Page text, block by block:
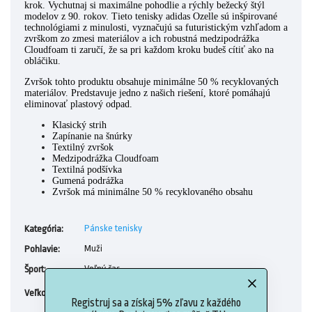
Registruj sa a získaj 5% zľavu z každého
krok. Vychutnaj si maximálne pohodlie a rýchly bežecký štýl
modelov z 90. rokov. Tieto tenisky adidas Ozelle sú inšpirované
technológiami z minulosti, vyznačujú sa futuristickým vzhľadom a
zvrškom zo zmesi materiálov a ich robustná medzipodrážka
Cloudfoam ti zaručí, že sa pri každom kroku budeš cítiť ako na
obláčiku.
Zvršok tohto produktu obsahuje minimálne 50 % recyklovaných
materiálov. Predstavuje jedno z našich riešení, ktoré pomáhajú
eliminovať plastový odpad.
Klasický strih
Zapínanie na šnúrky
Textilný zvršok
Medzipodrážka Cloudfoam
Textilná podšívka
Gumená podrážka
Zvršok má minimálne 50 % recyklovaného obsahu
Kategória:
Pánske tenisky
Pohlavie:
Muži
Šport: Voľný čas
Veľkosť
7 (40 2/3), 8 (42), 9 (43 1/3), 9 ,5 (44), 10 (44 2/3),
10,5 (45 1/3), 11 (46)